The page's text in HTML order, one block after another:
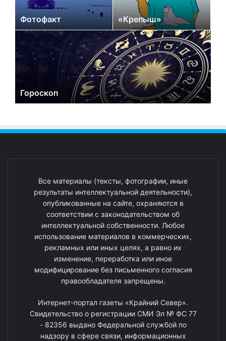
Фотофакт «Крепыш»
Гороскоп
Все материалы (тексты, фотографии, иные
результаты интеллектуальной деятельности),
опубликованные на сайте, охраняются в
соответствии с законодательством об
интеллектуальной собственности. Любое
использование материалов в коммерческих,
рекламных или иных целях, а равно их
изменение, переработка или иное
модифицирование без письменного согласия
правообладателя запрещены.
Интернет-портал газеты «Крайний Север».
Свидетельство о регистрации СМИ Эл № ФС 77
- 82356 выдано Федеральной службой по
надзору в сфере связи, информационных